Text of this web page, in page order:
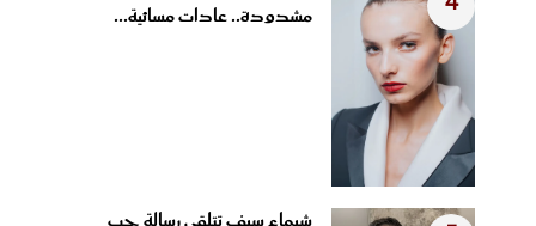
مشدودة.. عادات مسائية...